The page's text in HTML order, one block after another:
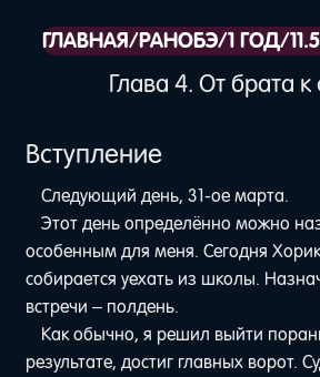
ГЛАВНАЯ/РАНОБЭ/1 ГОД/
Глава 4. От брата к
Вступление
Следующий день, 31-ое марта.
Этот день определённо можно
особенным для меня. Сегодня
собирается уехать из школы.
встречи – полдень.
Как обычно, я решил выйти
результате, достиг главных ворот.